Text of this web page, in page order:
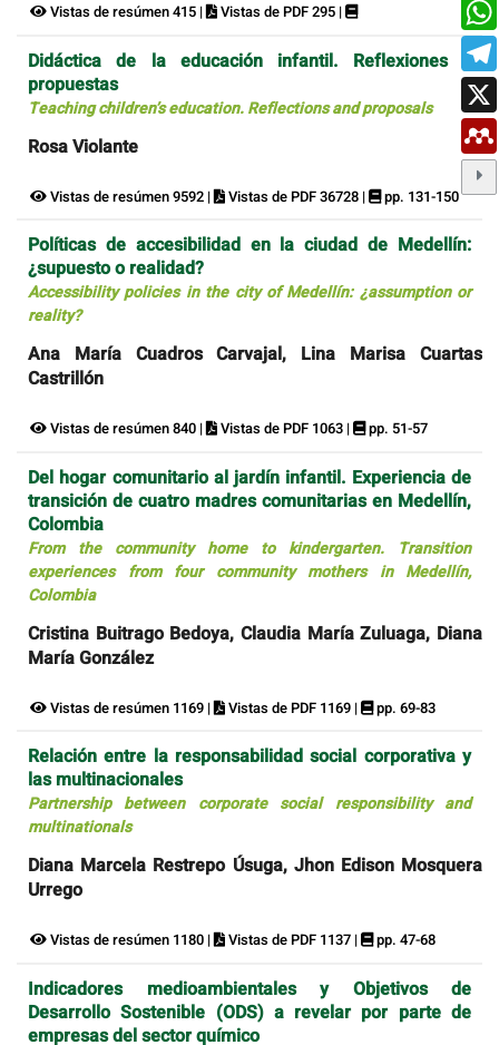
Vistas de resúmen 415 | Vistas de PDF 295 |
Didáctica de la educación infantil. Reflexiones y
propuestas
Teaching children’s education. Reflections and proposals
Rosa Violante
Vistas de resúmen 9592 | Vistas de PDF 36728 | pp. 131-150
Políticas de accesibilidad en la ciudad de Medellín:
¿supuesto o realidad?
Accessibility policies in the city of Medellín: ¿assumption or
reality?
Ana María Cuadros Carvajal, Lina Marisa Cuartas
Castrillón
Vistas de resúmen 840 | Vistas de PDF 1063 | pp. 51-57
Del hogar comunitario al jardín infantil. Experiencia de
transición de cuatro madres comunitarias en Medellín,
Colombia
From the community home to kindergarten. Transition
experiences from four community mothers in Medellín,
Colombia
Cristina Buitrago Bedoya, Claudia María Zuluaga, Diana
María González
Vistas de resúmen 1169 | Vistas de PDF 1169 | pp. 69-83
Relación entre la responsabilidad social corporativa y
las multinacionales
Partnership between corporate social responsibility and
multinationals
Diana Marcela Restrepo Úsuga, Jhon Edison Mosquera
Urrego
Vistas de resúmen 1180 | Vistas de PDF 1137 | pp. 47-68
Indicadores medioambientales y Objetivos de
Desarrollo Sostenible (ODS) a revelar por parte de
empresas del sector químico